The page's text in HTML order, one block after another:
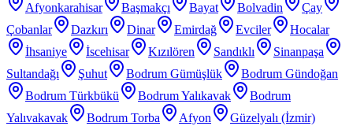
Afyonkarahisar
Başmakçı Bayat Bolvadin
Çay
Çobanlar
Dazkırı Dinar Emirdağ Evciler
Hocalar
İhsaniye
İscehisar Kızılören Sandıklı
Sinanpaşa
Sultandağı
Şuhut Bodrum Gümüşlük
Bodrum Gündoğan
Bodrum Türkbükü
Bodrum Yalıkavak
Bodrum
Yalıvakavak
Bodrum Torba Afyon Güzelyalı (İzmir)